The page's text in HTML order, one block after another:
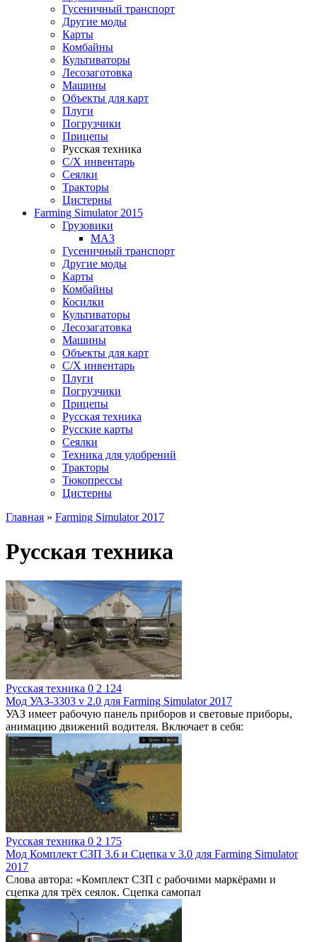
Гусеничный транспорт
Другие моды
Карты
Комбайны
Культиваторы
Лесозаготовка
Машины
Объекты для карт
Плуги
Погрузчики
Прицепы
Русская техника
С/Х инвентарь
Сеялки
Тракторы
Цистерны
Farming Simulator 2015
Грузовики
МАЗ
Гусеничный транспорт
Другие моды
Карты
Комбайны
Косилки
Культиваторы
Лесозагатовка
Машины
Объекты для карт
С/Х инвентарь
Плуги
Погрузчики
Прицепы
Русская техника
Русские карты
Сеялки
Техника для удобрений
Тракторы
Тюкопрессы
Цистерны
Главная » Farming Simulator 2017
Русская техника
Русская техника 0 2 124
Мод УАЗ-3303 v 2.0 для Farming Simulator 2017
УАЗ имеет рабочую панель приборов и световые приборы,
анимацию движений водителя. Включает в себя:
Русская техника 0 2 175
Мод Комплект СЗП 3.6 и Сцепка v 3.0 для Farming Simulator
2017
Слова автора: «Комплект СЗП с рабочими маркёрами и
сцепка для трёх сеялок. Сцепка самопал